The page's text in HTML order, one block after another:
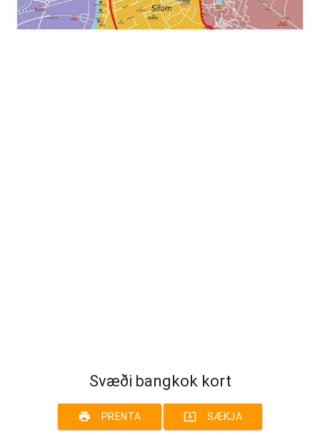
Svæði bangkok kort
print PRENTA system_update_alt SÆKJA